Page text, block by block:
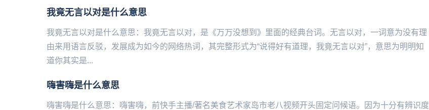
我竟无言以对是什么意思
我竟无言以对是什么意思：我竟无言以对，是《万万没想到》里面的经典台词。无言以对，一词意为没有理
由来用语言反驳，发展成为如今的网络热词，其完整形式为“说得好有道理，我竟无言以对”，意思为明明知
道你其实是...
嗨害嗨是什么意思
嗨害嗨是什么意思：嗨害嗨，前快手主播/著名‌‌‌‌‌‌美食艺术家岛市老八视频开头固定问候语。因为十分有辨识度